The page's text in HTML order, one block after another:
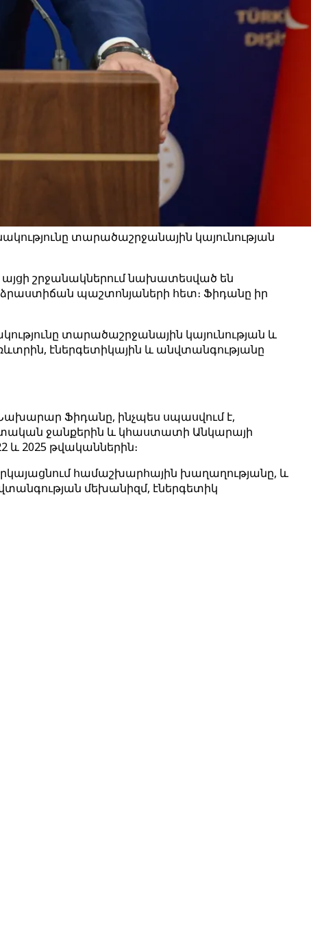
տարածաշրջանային կայունության
շրջանակներում նախատեսված են
պաշտոնյաների հետ։ Ֆիդանը իր
տարածաշրջանային կայունության և
էներգետիկային և անվտանգությանը
Ֆիդանը, ինչպես սպասվում է,
​​ջանքերին և կհաստատի Անկարայի
և 2025 թվականներին։
համաշխարհային խաղաղությանը, և
մեխանիզմ, էներգետիկ